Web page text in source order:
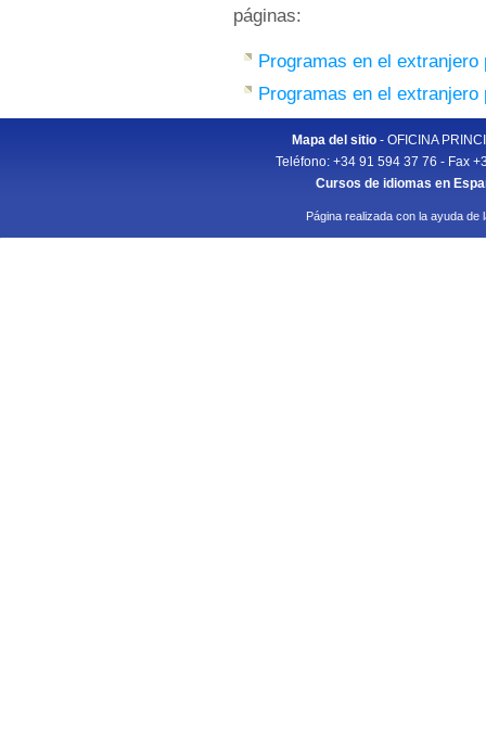
páginas:
Programas en el extranjero
Programas en el extranjero
Mapa del sitio- OFICINA
Teléfono: +34 91 594 37 76 - Fax
Cursos de idiomas en
Página realizada con la ayuda